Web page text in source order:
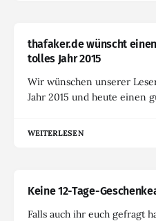
thafaker.de wünscht
tolles Jahr 2015
Wir wünschen unserer
Jahr 2015 und heute einen
WEITERLESEN
Keine 12-Tage-
Falls auch ihr euch gefragt